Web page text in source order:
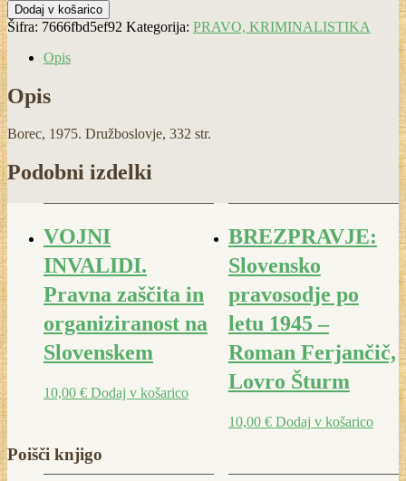
Dodaj v košarico
Šifra: 7666fbd5ef92 Kategorija: PRAVO, KRIMINALISTIKA
Opis
Opis
Borec, 1975. Družboslovje, 332 str.
Podobni izdelki
VOJNI
INVALIDI.
Pravna zaščita in
organiziranost na
Slovenskem
10,00 € Dodaj v košarico
BREZPRAVJE:
Slovensko
pravosodje po
letu 1945 –
Roman Ferjančič,
Lovro Šturm
10,00 € Dodaj v košarico
Poišči knjigo